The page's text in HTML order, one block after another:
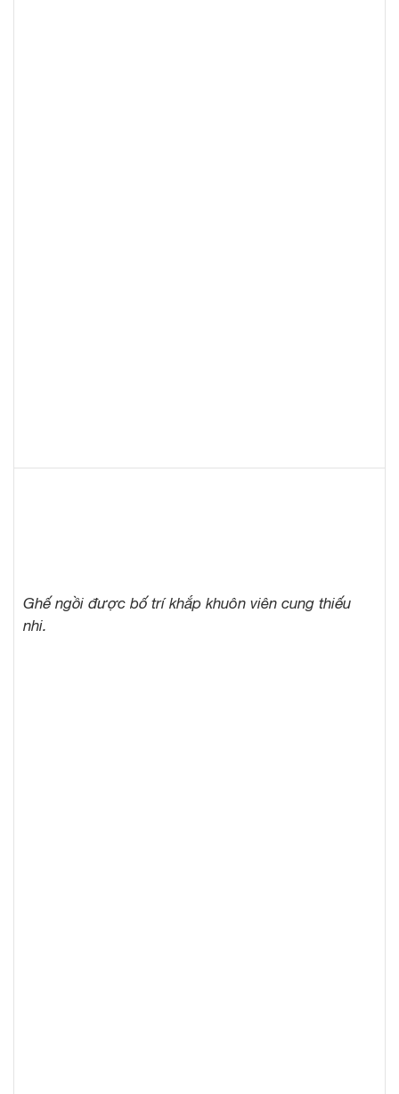
Ghế ngồi được bố trí khắp khuôn viên cung thiếu
nhi.